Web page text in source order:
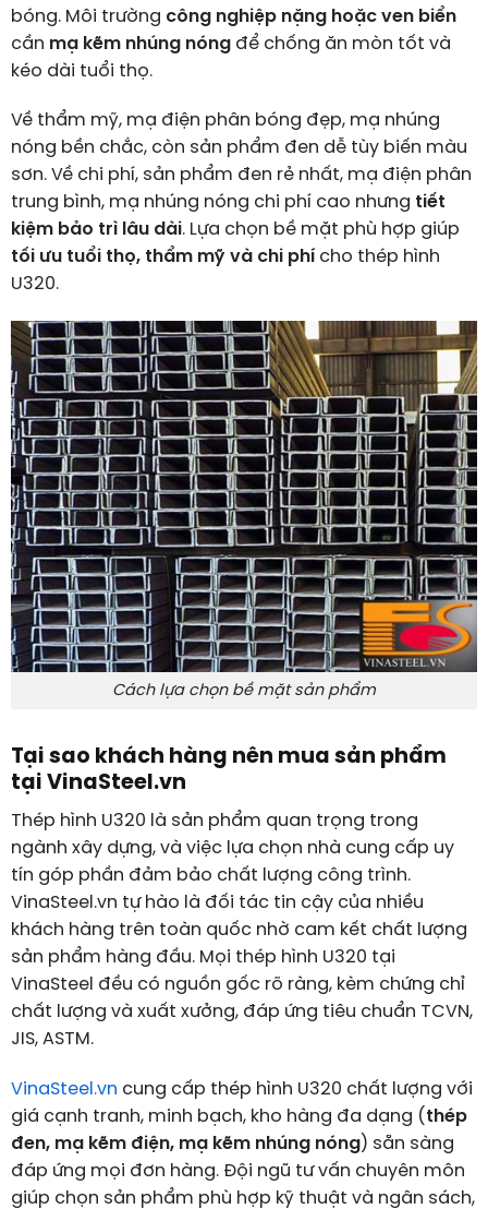
bóng. Môi trường công nghiệp nặng hoặc ven biển
cần mạ kẽm nhúng nóngđể chống ăn mòn tốt và
kéo dài tuổi thọ.
Về thẩm mỹ, mạ điện phân bóng đẹp, mạ nhúng
nóng bền chắc, còn sản phẩm đen dễ tùy biến màu
sơn. Về chi phí, sản phẩm đen rẻ nhất, mạ điện phân
trung bình, mạ nhúng nóng chi phí cao nhưng tiết
kiệm bảo trì lâu dài. Lựa chọn bề mặt phù hợp giúp
tối ưu tuổi thọ, thẩm mỹ và chi phícho thép hình
U320.
Cách lựa chọn bề mặt sản phẩm
Tại sao khách hàng nên mua sản phẩm
tại VinaSteel.vn
Thép hình U320 là sản phẩm quan trọng trong
ngành xây dựng, và việc lựa chọn nhà cung cấp uy
tín góp phần đảm bảo chất lượng công trình.
VinaSteel.vn tự hào là đối tác tin cậy của nhiều
khách hàng trên toàn quốc nhờ cam kết chất lượng
sản phẩm hàng đầu. Mọi thép hình U320 tại
VinaSteel đều có nguồn gốc rõ ràng, kèm chứng chỉ
chất lượng và xuất xưởng, đáp ứng tiêu chuẩn TCVN,
JIS, ASTM.
VinaSteel.vn cung cấp thép hình U320 chất lượng với
giá cạnh tranh, minh bạch, kho hàng đa dạng ( thép
đen, mạ kẽm điện, mạ kẽm nhúng nóng) sẵn sàng
đáp ứng mọi đơn hàng. Đội ngũ tư vấn chuyên môn
giúp chọn sản phẩm phù hợp kỹ thuật và ngân sách,